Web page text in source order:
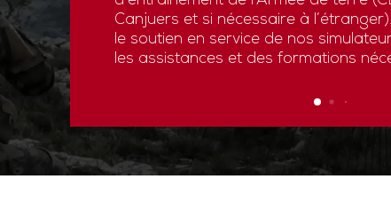
Canjuers et si nécessaire à
le soutien en service de nos
les assistances et des formations